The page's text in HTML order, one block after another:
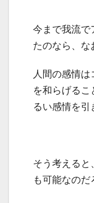
今まで我流で
たのなら、な
人間の感情
を和らげるこ
るい感情を引
そう考えると
も可能なのだ